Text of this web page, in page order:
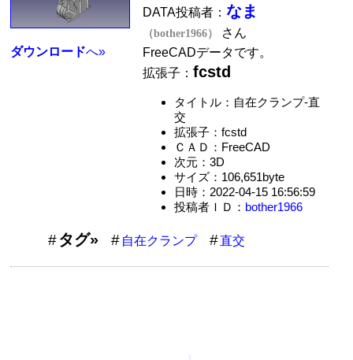
ダウンロードへ»
DATA投稿者：なま
（bother1966）
さん
FreeCADデータです。
拡張子：fcstd
タイトル：自在クランプ-直
交
拡張子：fcstd
ＣＡＤ：FreeCAD
次元：3D
サイズ：106,651byte
日時：2022-04-15 16:56:59
投稿者ＩＤ： bother1966
タグ» 自在クランプ 直交